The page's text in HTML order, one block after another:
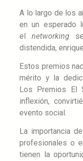
A lo largo de los
en un esperado
el networking
distendida,
Estos premios
mérito y la
Los Premios El
inflexión,
evento social.
La importancia
profesionales o
tienen la